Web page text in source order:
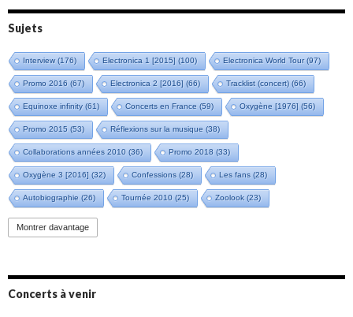
Sujets
Interview(176) Electronica 1 [2015] (100) Electronica World Tour(97)
Promo 2016 (67) Electronica 2 [2016] (66) Tracklist (concert) (66)
Equinoxe infinity(61) Concerts en France (59) Oxygène [1976] (56)
Promo 2015 (53) Réflexions sur la musique (38)
Collaborations années 2010 (36) Promo 2018 (33)
Oxygène 3 [2016] (32) Confessions (28) Les fans (28)
Autobiographie (26) Tournée 2010 (25) Zoolook (23)
Promo 2019(23)
Groupe de Recherche Musicale
Montrer davantage
Concerts à venir